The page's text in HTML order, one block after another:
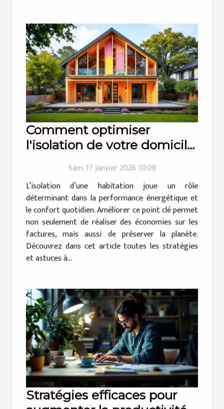
Comment optimiser
l'isolation de votre domicile
énergétique ?
Sam. 17 janvier 2026 10:08
L’isolation d’une habitation joue un rôle
déterminant dans la performance énergétique et
le confort quotidien. Améliorer ce point clé permet
non seulement de réaliser des économies sur les
factures, mais aussi de préserver la planète.
Découvrez dans cet article toutes les stratégies
et astuces à...
Stratégies efficaces pour